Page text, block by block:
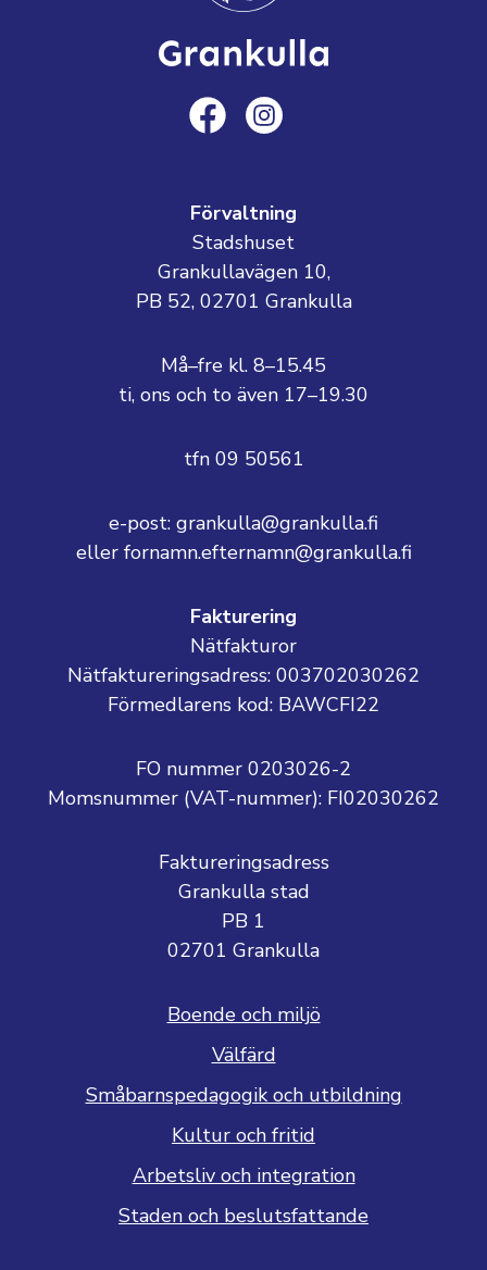
Förvaltning
Stadshuset
Grankullavägen 10,
PB 52, 02701 Grankulla
Må–fre kl. 8–15.45
ti, ons och to även 17–19.30
tfn 09 50561
e-post: grankulla@grankulla.fi
eller fornamn.efternamn@grankulla.fi
Fakturering
Nätfakturor
Nätfaktureringsadress: 003702030262
Förmedlarens kod: BAWCFI22
FO nummer 0203026-2
Momsnummer (VAT-nummer): FI02030262
Faktureringsadress
Grankulla stad
PB 1
02701 Grankulla
Boende och miljö
Välfärd
Småbarnspedagogik och utbildning
Kultur och fritid
Arbetsliv och integration
Staden och beslutsfattande